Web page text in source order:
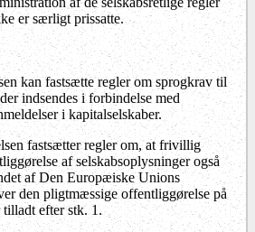
er særligt prissatte.
kan fastsætte regler om sprogkrav til
indsendes i forbindelse med
i kapitalselskaber.
fastsætter regler om, at frivillig
af selskabsoplysninger også
af Den Europæiske Unions
den pligtmæssige offentliggørelse på
tilladt efter stk. 1.